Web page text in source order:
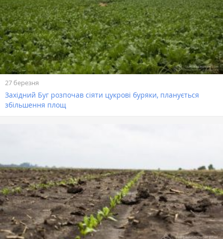
27 березня
Західний Буг розпочав сіяти цукрові буряки, планується
збільшення площ